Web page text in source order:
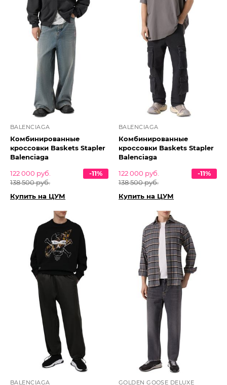
BALENCIAGA
Комбинированные
кроссовки Baskets Stapler
Balenciaga
122 000 руб.
138 500 руб.
-11%
Купить на ЦУМ
BALENCIAGA
Комбинированные
кроссовки Baskets Stapler
Balenciaga
122 000 руб.
138 500 руб.
-11%
Купить на ЦУМ
BALENCIAGA
GOLDEN GOOSE DELUXE